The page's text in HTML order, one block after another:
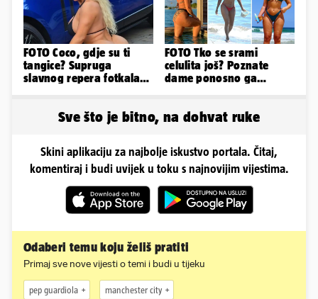
FOTO Coco, gdje su ti
tangice? Supruga
slavnog repera fotkala
FOTO Tko se srami
celulita još? Poznate
dame ponosno ga
Sve što je bitno, na dohvat ruke
Skini aplikaciju za najbolje iskustvo portala. Čitaj,
komentiraj i budi uvijek u toku s najnovijim vijestima.
Odaberi temu koju želiš pratiti
Primaj sve nove vijesti o temi i budi u tijeku
pep guardiola manchester city